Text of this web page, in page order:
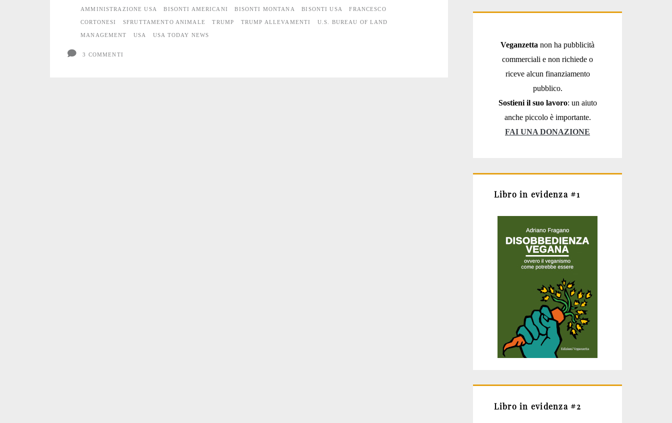
delle
terre
AMMINISTRAZIONE USA BISONTI AMERICANI BISONTI MONTANA BISONTI USA FRANCESCO
CORTONESI SFRUTTAMENTO ANIMALE TRUMP TRUMP ALLEVAMENTI U.S. BUREAU OF LAND
MANAGEMENT USA USA TODAY NEWS
3 COMMENTI
Veganzetta non ha pubblicità
commerciali e non richiede o
riceve alcun finanziamento
pubblico.
Sostieni il suo lavoro: un aiuto
anche piccolo è importante.
FAI UNA DONAZIONE
Libro in evidenza #1
Libro in evidenza #2